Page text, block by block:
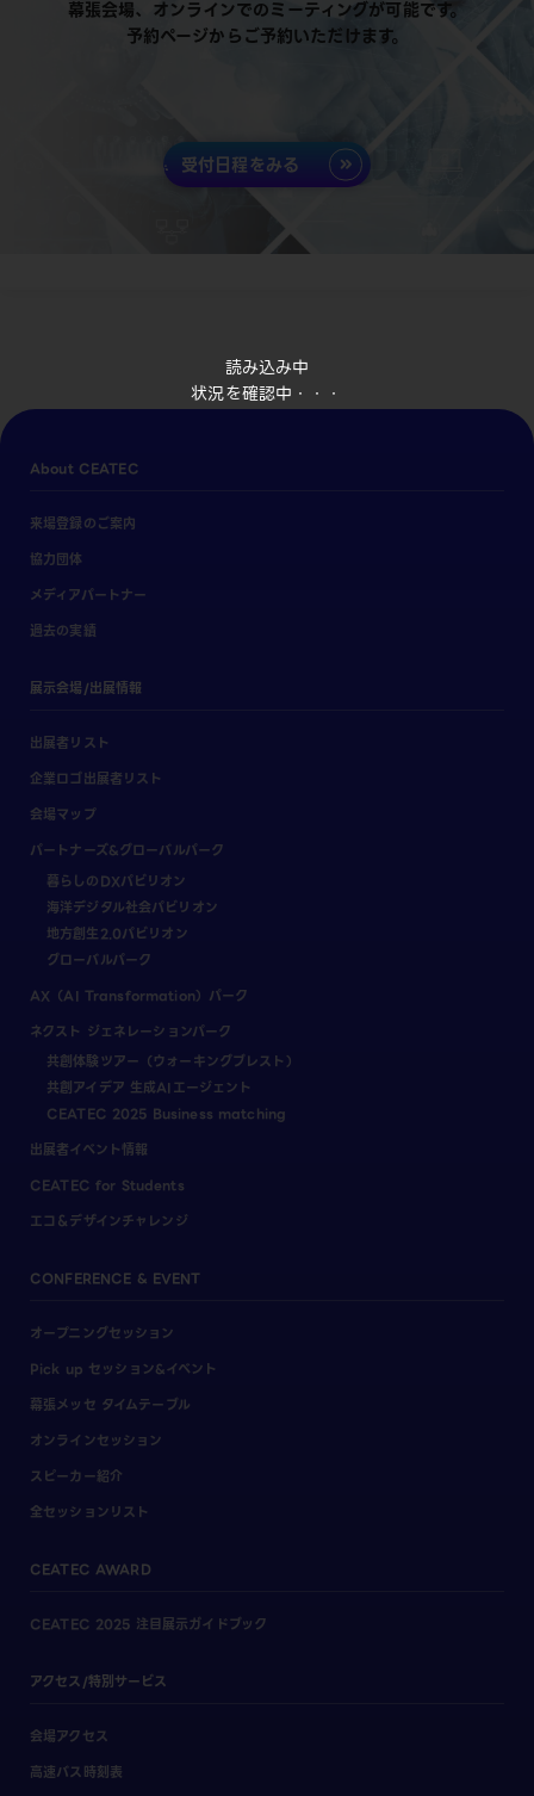
読み込み中
状況を確認中・・・
幕張会場、オンラインでのミーティングが可能です。
予約ページからご予約いただけます。
受付日程をみる
About CEATEC
来場登録のご案内
協力団体
メディアパートナー
過去の実績
展示会場/出展情報
出展者リスト
企業ロゴ出展者リスト
会場マップ
パートナーズ&グローバルパーク
暮らしのDXパビリオン
海洋デジタル社会パビリオン
地方創生2.0パビリオン
グローバルパーク
AX（AI Transformation）パーク
ネクスト ジェネレーションパーク
共創体験ツアー（ウォーキングブレスト）
共創アイデア 生成AIエージェント
CEATEC 2025 Business matching
出展者イベント情報
CEATEC for Students
エコ＆デザインチャレンジ
CONFERENCE & EVENT
オープニングセッション
Pick up セッション&イベント
幕張メッセ タイムテーブル
オンラインセッション
スピーカー紹介
全セッションリスト
CEATEC AWARD
CEATEC 2025 注目展示ガイドブック
アクセス/特別サービス
会場アクセス
高速バス時刻表